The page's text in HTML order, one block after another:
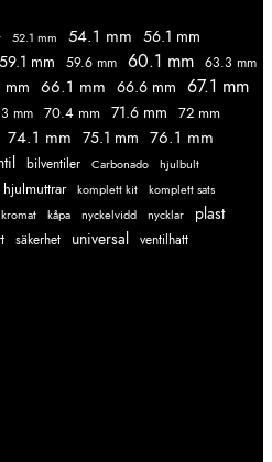
52.1 mm 54.1 mm 56.1 mm
59.1 mm 59.6 mm 60.1 mm 63.3 mm
mm 66.1 mm 66.6 mm 67.1 mm
mm 70.4 mm 71.6 mm 72 mm
74.1 mm 75.1 mm 76.1 mm
bilventiler Carbonado hjulbult
hjulmuttrar komplett kit komplett sats
kromat kåpa nyckelvidd nycklar
plast
säkerhet universal ventilhatt